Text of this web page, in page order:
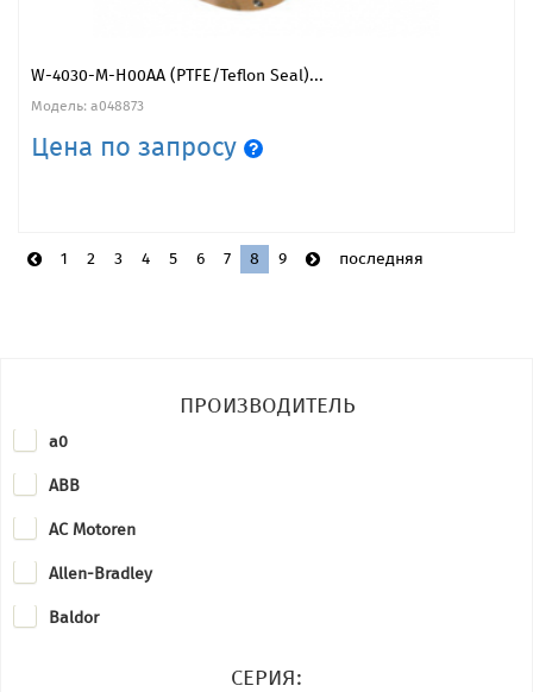
W-4030-M-H00AA (PTFE/Teflon Seal)...
Модель: a048873
Цена по запросу
1 2 3 4 5 6 7 8 9 последняя
ПРОИЗВОДИТЕЛЬ
a0
ABB
AC Motoren
Allen-Bradley
Baldor
СЕРИЯ: